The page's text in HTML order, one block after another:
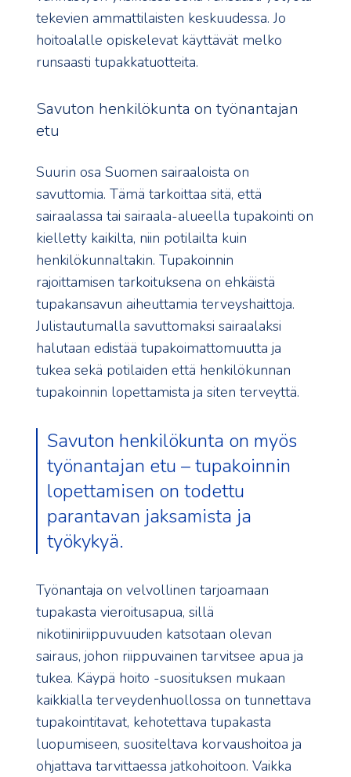
tekevien ammattilaisten keskuudessa. Jo
hoitoalalle opiskelevat käyttävät melko
runsaasti tupakkatuotteita.
Savuton henkilökunta on työnantajan
etu
Suurin osa Suomen sairaaloista on
savuttomia. Tämä tarkoittaa sitä, että
sairaalassa tai sairaala-alueella tupakointi on
kielletty kaikilta, niin potilailta kuin
henkilökunnaltakin. Tupakoinnin
rajoittamisen tarkoituksena on ehkäistä
tupakansavun aiheuttamia terveyshaittoja.
Julistautumalla savuttomaksi sairaalaksi
halutaan edistää tupakoimattomuutta ja
tukea sekä potilaiden että henkilökunnan
tupakoinnin lopettamista ja siten terveyttä.
Savuton henkilökunta on myös
työnantajan etu – tupakoinnin
lopettamisen on todettu
parantavan jaksamista ja
työkykyä.
Työnantaja on velvollinen tarjoamaan
tupakasta vieroitusapua, sillä
nikotiiniriippuvuuden katsotaan olevan
sairaus, johon riippuvainen tarvitsee apua ja
tukea. Käypä hoito -suosituksen mukaan
kaikkialla terveydenhuollossa on tunnettava
tupakointitavat, kehotettava tupakasta
luopumiseen, suositeltava korvaushoitoa ja
ohjattava tarvittaessa jatkohoitoon. Vaikka